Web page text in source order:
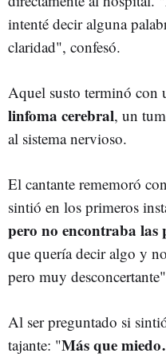
intenté decir alguna
claridad", confesó.
Aquel susto terminó con
linfoma cerebral, un
al sistema nervioso.
El cantante rememoró
sintió en los primeros
pero no encontraba las
que quería decir algo y
pero muy
Al ser preguntado si
tajante: "Más que